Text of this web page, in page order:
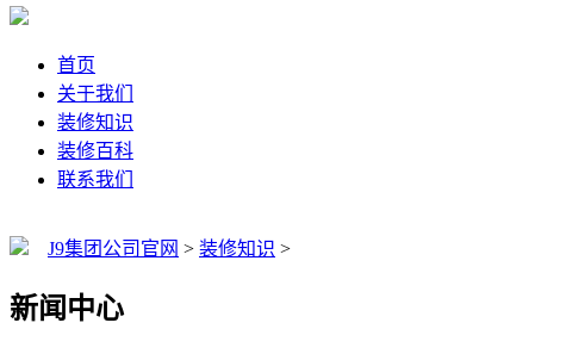
首页
关于我们
装修知识
装修百科
联系我们
J9集团公司官网 > 装修知识 >
新闻中心